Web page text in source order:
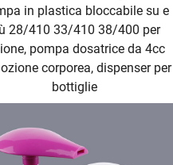
in plastica bloccabile su e
28/410 33/410 38/400 per
pompa dosatrice da 4cc
corporea, dispenser per
bottiglie